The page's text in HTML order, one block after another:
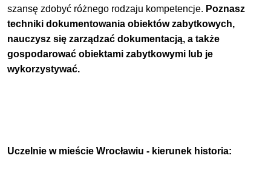
szansę zdobyć różnego rodzaju kompetencje. Poznasz
techniki dokumentowania obiektów zabytkowych,
nauczysz się zarządzać dokumentacją, a także
gospodarować obiektami zabytkowymi lub je
wykorzystywać.
Uczelnie w mieście Wrocławiu - kierunek historia: